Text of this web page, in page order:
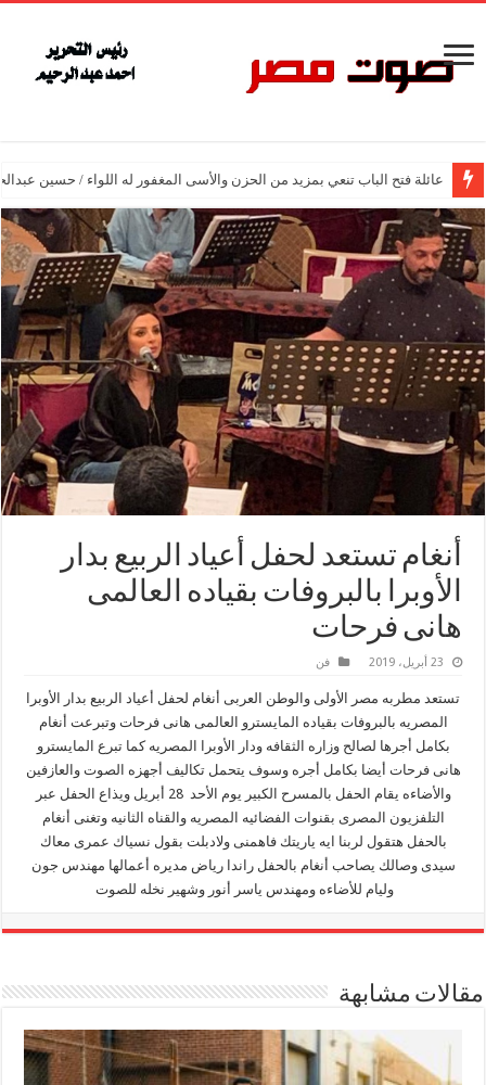
عائلة فتح الباب تنعي بمزيد من الحزن والأسى المغفور له اللواء / حسين
أنغام تستعد لحفل أعياد الربيع بدار
الأوبرا بالبروفات بقياده العالمى
هانى فرحات
23 أبريل، 2019 فن
تستعد مطربه مصر الأولى والوطن العربى أنغام لحفل أعياد الربيع بدار الأوبرا
المصريه بالبروفات بقياده المايسترو العالمى هانى فرحات وتبرعت أنغام
بكامل أجرها لصالح وزاره الثقافه ودار الأوبرا المصريه كما تبرع المايسترو
هانى فرحات أيضا بكامل أجره وسوف يتحمل تكاليف أجهزه الصوت والعازفين
والأضاءه يقام الحفل بالمسرح الكبير يوم الأحد 28 أبريل ويذاع الحفل عبر
التلفزيون المصرى بقنوات الفضائيه المصريه والقناه الثانيه وتغنى أنغام
بالحفل هتقول لربنا ايه ياريتك فاهمنى ولادبلت بقول نسياك عمرى معاك
سيدى وصالك يصاحب أنغام بالحفل راندا رياض مديره أعمالها مهندس جون
وليام للأضاءه ومهندس ياسر أنور وشهير نخله للصوت
مقالات مشابهة